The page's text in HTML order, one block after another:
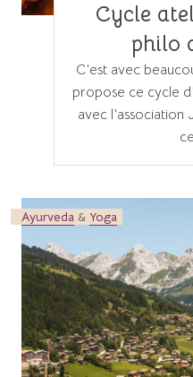
Cycle
philo
C’est avec
propose ce cycle
avec
Ayurveda & Yoga